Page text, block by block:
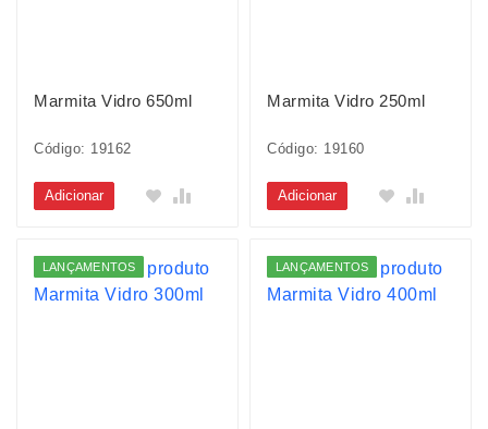
Marmita Vidro 650ml
Código: 19162
Adicionar
Marmita Vidro 250ml
Código: 19160
Adicionar
LANÇAMENTOS LANÇAMENTOS